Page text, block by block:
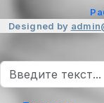
Designed by
Поиск